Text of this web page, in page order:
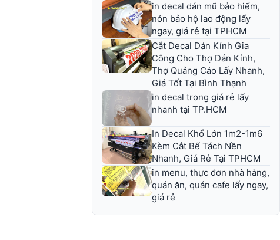
in decal dán mũ bảo hiểm,
nón bảo hộ lao động lấy
ngay, giá rẻ tại TPHCM
Cắt Decal Dán Kính Gia
Công Cho Thợ Dán Kính,
Thợ Quảng Cáo Lấy Nhanh,
Giá Tốt Tại Bình Thạnh
in decal trong giá rẻ lấy
nhanh tại TP.HCM
In Decal Khổ Lớn 1m2-1m6
Kèm Cắt Bế Tách Nền
Nhanh, Giá Rẻ Tại TPHCM
in menu, thực đơn nhà hàng,
quán ăn, quán cafe lấy ngay,
giá rẻ